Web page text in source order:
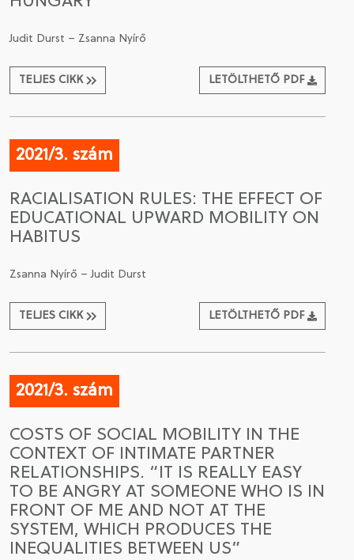
Judit Durst – Zsanna Nyírő
TELJES CIKK LETÖLTHETŐ PDF
2021/3. szám
RACIALISATION RULES: THE EFFECT OF
EDUCATIONAL UPWARD MOBILITY ON
HABITUS
Zsanna Nyírő – Judit Durst
TELJES CIKK LETÖLTHETŐ PDF
2021/3. szám
COSTS OF SOCIAL MOBILITY IN THE
CONTEXT OF INTIMATE PARTNER
RELATIONSHIPS. “IT IS REALLY EASY
TO BE ANGRY AT SOMEONE WHO IS IN
FRONT OF ME AND NOT AT THE
SYSTEM, WHICH PRODUCES THE
INEQUALITIES BETWEEN US”